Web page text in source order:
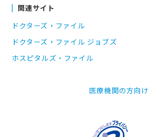
関連サイト
ドクターズ・ファイル
ドクターズ・ファイル ジョブズ
ホスピタルズ・ファイル
医療機関の方向